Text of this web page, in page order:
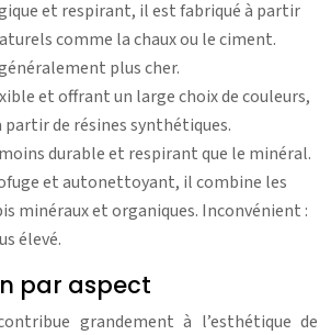
et respirant, il est fabriqué à partir
comme la chaux ou le ciment.
plus cher.
et offrant un large choix de couleurs,
partir de résines synthétiques.
durable et respirant que le minéral.
et autonettoyant, il combine les
minéraux et organiques. Inconvénient :
élevé.
par aspect
grandement à l’esthétique de